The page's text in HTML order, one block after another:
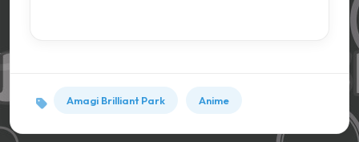
Amagi Brilliant Park Anime